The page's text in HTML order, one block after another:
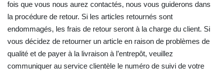
fois que vous nous aurez contactés, nous vous guiderons dans
la procédure de retour. Si les articles retournés sont
endommagés, les frais de retour seront à la charge du client. Si
vous décidez de retourner un article en raison de problèmes de
qualité et de payer à la livraison à l’entrepôt, veuillez
communiquer au service clientèle le numéro de suivi de votre